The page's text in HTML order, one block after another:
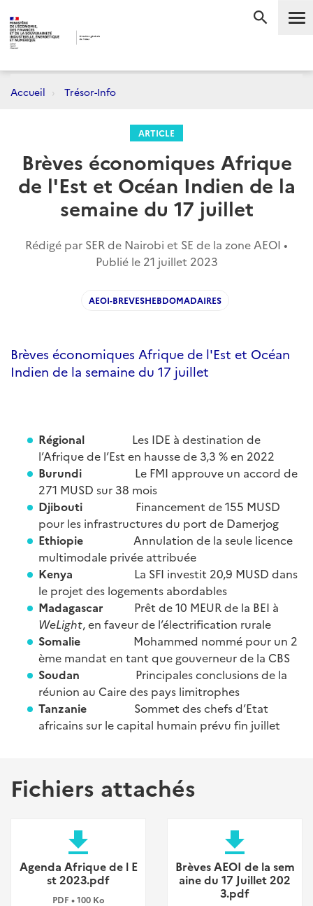
Accueil Trésor-Info
ARTICLE
Brèves économiques Afrique
de l'Est et Océan Indien de la
semaine du 17 juillet
Rédigé par SER de Nairobi et SE de la zone AEOI •
Publié le 21 juillet 2023
AEOI-BREVESHEBDOMADAIRES
Brèves économiques Afrique de l'Est et Océan
Indien de la semaine du 17 juillet
Régional
Les IDE à destination de
l’Afrique de l’Est en hausse de 3,3 % en 2022
Burundi Le FMI approuve un accord de
271 MUSD sur 38 mois
Djibouti Financement de 155 MUSD
pour les infrastructures du port de Damerjog
Ethiopie
Annulation de la seule licence
multimodale privée attribuée
Kenya
La SFI investit 20,9 MUSD dans
le projet des logements abordables
Madagascar Prêt de 10 MEUR de la BEI à
WeLight, en faveur de l’électrification rurale
Somalie
Mohammed nommé pour un 2
ème mandat en tant que gouverneur de la CBS
Soudan Principales conclusions de la
réunion au Caire des pays limitrophes
Tanzanie
Sommet des chefs d’Etat
africains sur le capital humain prévu fin juillet
Fichiers attachés
file_download
Agenda Afrique de l E
st 2023.pdf
PDF • 100 Ko
file_download
Brèves AEOI de la sem
aine du 17 Juillet 202
3.pdf